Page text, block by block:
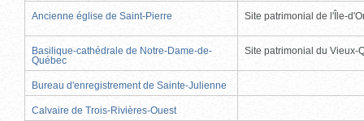
Ancienne église de Saint-Pierre Site patrimonial de l'Île-
Basilique-cathédrale de Notre-Dame-de-
Québec
Site patrimonial du Vieux-
Bureau d'enregistrement de Sainte-Julienne
Calvaire de Trois-Rivières-Ouest